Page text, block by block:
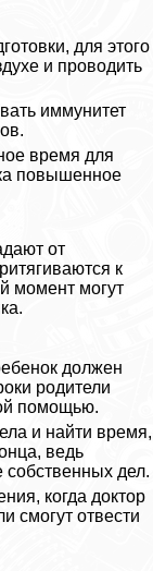
для этого
и проводить
иммунитет
время для
повышенное
от
к
момент могут
должен
родители
помощью.
и найти время,
ведь
дел.
когда доктор
смогут отвести